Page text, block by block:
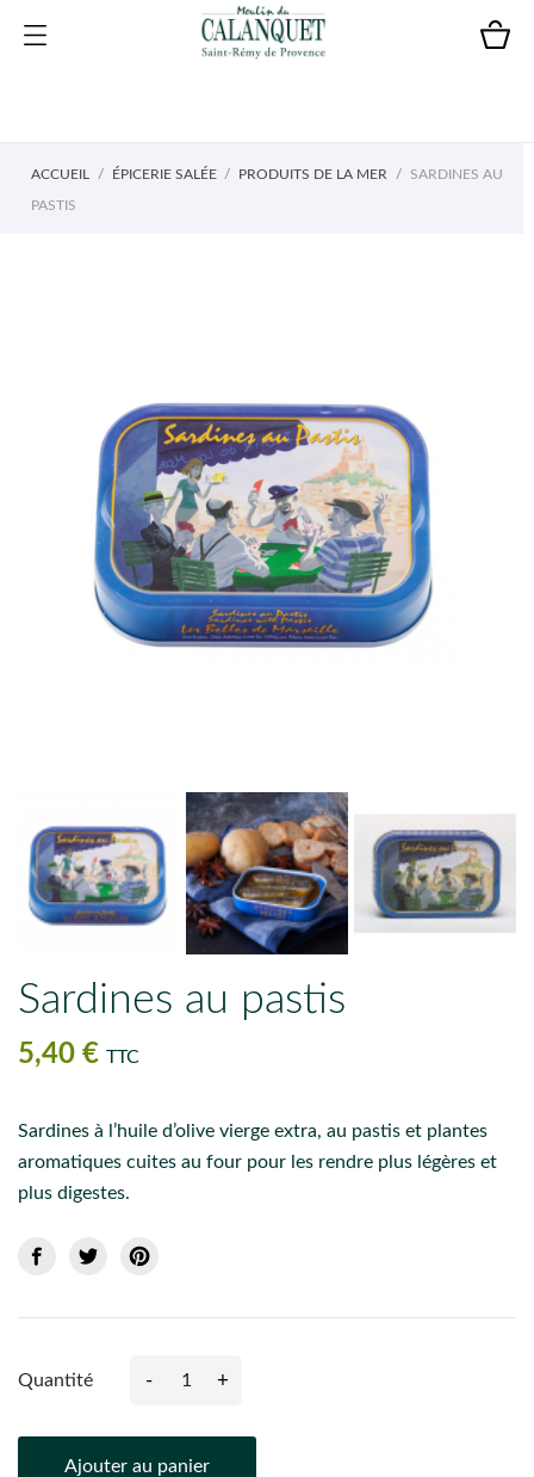
ACCUEIL ÉPICERIE SALÉE PRODUITS DE LA MER SARDINES AU
PASTIS
Sardines au pastis
5,40 € TTC
Sardines à l’huile d’olive vierge extra, au pastis et plantes
aromatiques cuites au four pour les rendre plus légères et
plus digestes.
Quantité - +
Ajouter au panier